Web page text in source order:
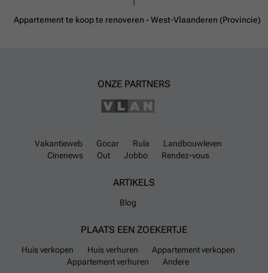
Appartement te koop te renoveren - West-Vlaanderen (Provincie)
ONZE PARTNERS
Vakantieweb Gocar Rula
Landbouwleven
Cinenews
Out Jobbo Rendez-vous
ARTIKELS
Blog
PLAATS EEN ZOEKERTJE
Huis verkopen Huis verhuren
Appartement verkopen
Appartement verhuren
Andere